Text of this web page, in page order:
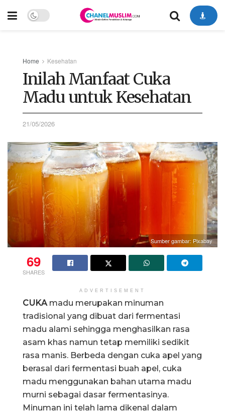
Home Kesehatan
Inilah Manfaat Cuka
Madu untuk Kesehatan
21/05/2026
Sumber gambar: Pixabay
69
SHARES
ADVERTISEMENT
CUKA madu merupakan minuman
tradisional yang dibuat dari fermentasi
madu alami sehingga menghasilkan rasa
asam khas namun tetap memiliki sedikit
rasa manis. Berbeda dengan cuka apel yang
berasal dari fermentasi buah apel, cuka
madu menggunakan bahan utama madu
murni sebagai dasar fermentasinya.
Minuman ini telah lama dikenal dalam